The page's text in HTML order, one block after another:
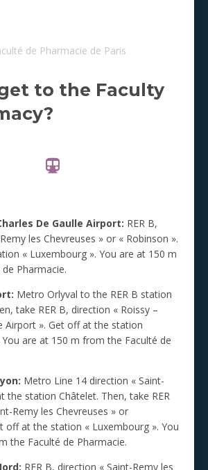
de Pharmacie de Paris
to the Faculty
De Gaulle Airport: RER B,
les Chevreuses » or « Robinson ».
« Luxembourg ». You are at 150 m
Pharmacie.
Metro Orlyval to the RER B station
take RER B, direction « Roissy –
Airport ». Get off at the station
You are at 150 m from the Faculté de
Metro Line 14 direction « Saint-
the station Châtelet. Then, take RER
Remy les Chevreuses » or
off at the station « Luxembourg ». You
the Faculté de Pharmacie.
RER B, direction « Saint-Remy les